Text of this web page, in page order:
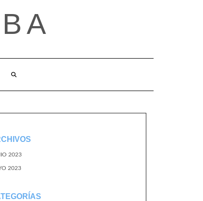
2023
2023